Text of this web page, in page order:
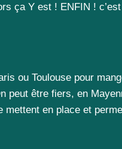
ça Y est ! ENFIN !
ou Toulouse pour
peut être fiers, en
en place et